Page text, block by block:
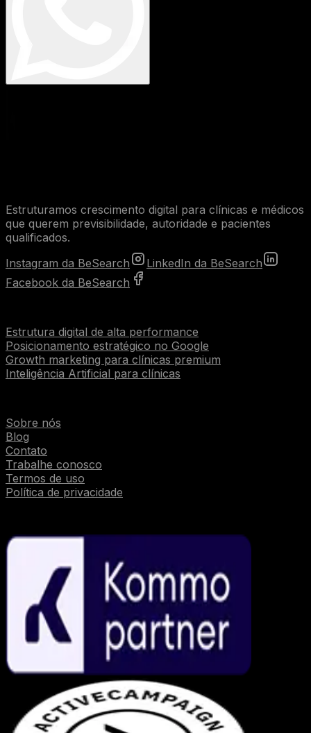
Estruturamos crescimento digital para clínicas e médicos
que querem previsibilidade, autoridade e pacientes
qualificados.
Instagram da BeSearch
LinkedIn da BeSearch
Facebook da BeSearch
Estrutura digital de alta performance
Posicionamento estratégico no Google
Growth marketing para clínicas premium
Inteligência Artificial para clínicas
Sobre nós
Blog
Contato
Trabalhe conosco
Termos de uso
Política de privacidade